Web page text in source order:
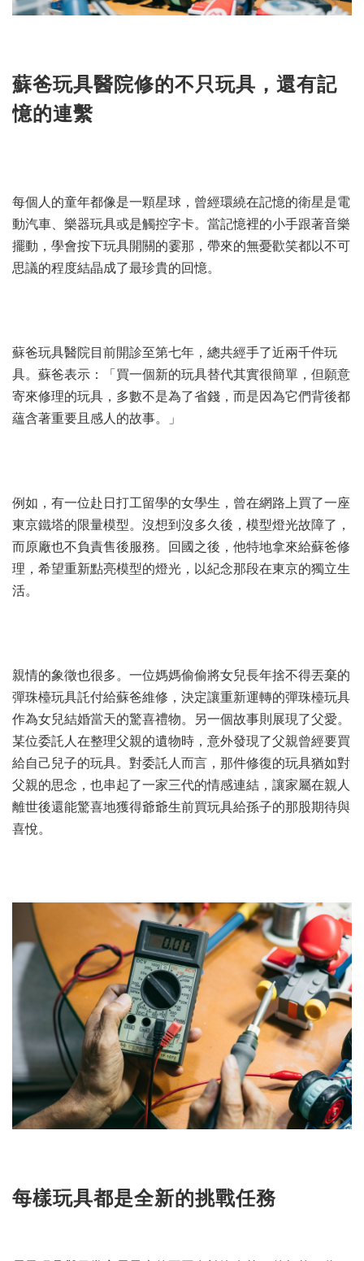
蘇爸玩具醫院修的不只玩具，還有記
憶的連繫
每個人的童年都像是一顆星球，曾經環繞在記憶的衛星是電
動汽車、樂器玩具或是觸控字卡。當記憶裡的小手跟著音樂
擺動，學會按下玩具開關的霎那，帶來的無憂歡笑都以不可
思議的程度結晶成了最珍貴的回憶。
蘇爸玩具醫院目前開診至第七年，總共經手了近兩千件玩
具。蘇爸表示：「買一個新的玩具替代其實很簡單，但願意
寄來修理的玩具，多數不是為了省錢，而是因為它們背後都
蘊含著重要且感人的故事。」
例如，有一位赴日打工留學的女學生，曾在網路上買了一座
東京鐵塔的限量模型。沒想到沒多久後，模型燈光故障了，
而原廠也不負責售後服務。回國之後，他特地拿來給蘇爸修
理，希望重新點亮模型的燈光，以紀念那段在東京的獨立生
活。
親情的象徵也很多。一位媽媽偷偷將女兒長年捨不得丟棄的
彈珠檯玩具託付給蘇爸維修，決定讓重新運轉的彈珠檯玩具
作為女兒結婚當天的驚喜禮物。另一個故事則展現了父愛。
某位委託人在整理父親的遺物時，意外發現了父親曾經要買
給自己兒子的玩具。對委託人而言，那件修復的玩具猶如對
父親的思念，也串起了一家三代的情感連結，讓家屬在親人
離世後還能驚喜地獲得爺爺生前買玩具給孫子的那股期待與
喜悅。
每樣玩具都是全新的挑戰任務